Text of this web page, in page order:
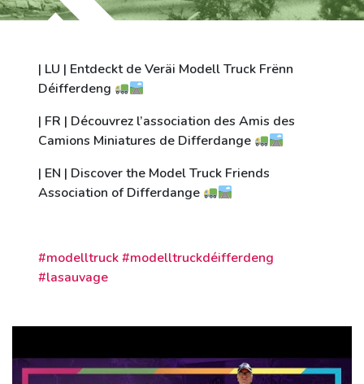
| LU | Entdeckt de Veräi Modell Truck Frënn
Déifferdeng
| FR | Découvrez l’association des Amis des
Camions Miniatures de Differdange
| EN | Discover the Model Truck Friends
Association of Differdange
#modelltruck #modelltruckdéifferdeng
#lasauvage